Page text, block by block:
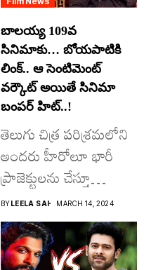
బాలయ్య 109వ
సినిమాకు… బోయపాటికి
లింక్.. ఆ సెంటిమెంట్
వర్కౌట్ అయితే సినిమా
బంపర్ హిట్..!
తెలుగు చిత్ర పరిశ్రమలోని
అందరు హీరోలూ భారీ
ప్రాజెక్టులను చేస్తూ
దూసుకుపోతోన్నారు.
అందులో కొందరు
మాత్రమే...
BYLEELA SAI MARCH 14, 2024